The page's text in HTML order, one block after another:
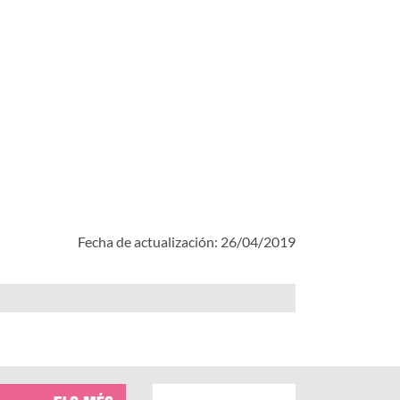
Fecha de actualización: 26/04/2019